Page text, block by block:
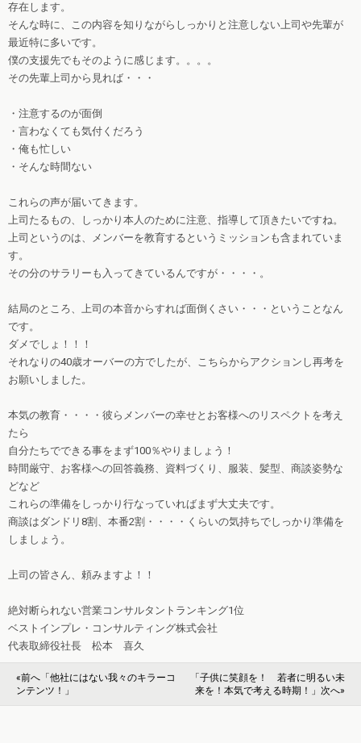
存在します。
そんな時に、この内容を知りながらしっかりと注意しない上司や先輩が
最近特に多いです。
僕の支援先でもそのように感じます。。。。
その先輩上司から見れば・・・
・注意するのが面倒
・言わなくても気付くだろう
・俺も忙しい
・そんな時間ない
これらの声が届いてきます。
上司たるもの、しっかり本人のために注意、指導して頂きたいですね。
上司というのは、メンバーを教育するというミッションも含まれていま
す。
その分のサラリーも入ってきているんですが・・・・。
結局のところ、上司の本音からすれば面倒くさい・・・ということなん
です。
ダメでしょ！！！
それなりの40歳オーバーの方でしたが、こちらからアクションし再考を
お願いしました。
本気の教育・・・・彼らメンバーの幸せとお客様へのリスペクトを考え
たら
自分たちでできる事をまず100％やりましょう！
時間厳守、お客様への回答義務、資料づくり、服装、髪型、商談姿勢な
どなど
これらの準備をしっかり行なっていればまず大丈夫です。
商談はダンドリ8割、本番2割・・・・くらいの気持ちでしっかり準備を
しましょう。
上司の皆さん、頼みますよ！！
絶対断られない営業コンサルタントランキング1位
ベストインプレ・コンサルティング株式会社
代表取締役社長 松本 喜久
«前へ「他社にはない我々のキラーコ
ンテンツ！」
「子供に笑顔を！ 若者に明るい未
来を！本気で考える時期！」次へ»